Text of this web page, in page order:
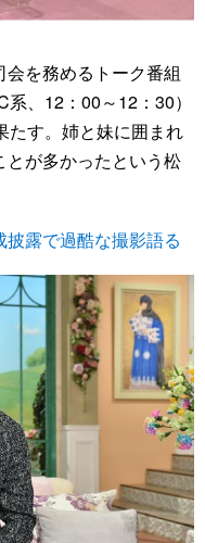
会を務めるトーク番組
、12：00～12：30）
たす。姉と妹に囲まれ
が多かったという松
披露で過酷な撮影語る